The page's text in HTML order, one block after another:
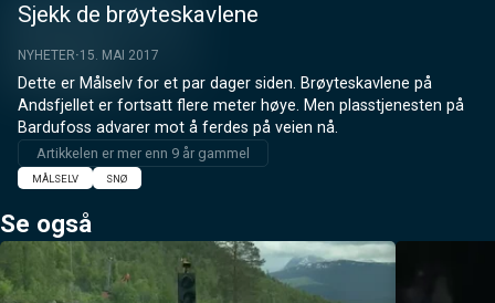
Sjekk de brøyteskavlene
NYHETER 15. MAI 2017
Dette er Målselv for et par dager siden. Brøyteskavlene på
Andsfjellet er fortsatt flere meter høye. Men plasstjenesten på
Bardufoss advarer mot å ferdes på veien nå.
Artikkelen er mer enn 9 år gammel
MÅLSELV SNØ
Se også